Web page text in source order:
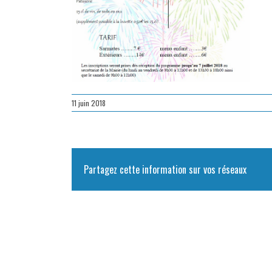
11 juin 2018
Partagez cette information sur vos réseaux